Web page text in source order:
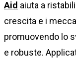
Aid aiuta a
crescita e i
promuovendo lo
e robuste.